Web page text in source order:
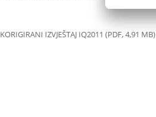
KORIGIRANI IZVJEŠTAJ IQ2011 (PDF, 4,91 MB)